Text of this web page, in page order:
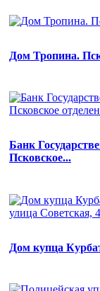
Дом Тропина.
Банк
Псковское...
Дом купца